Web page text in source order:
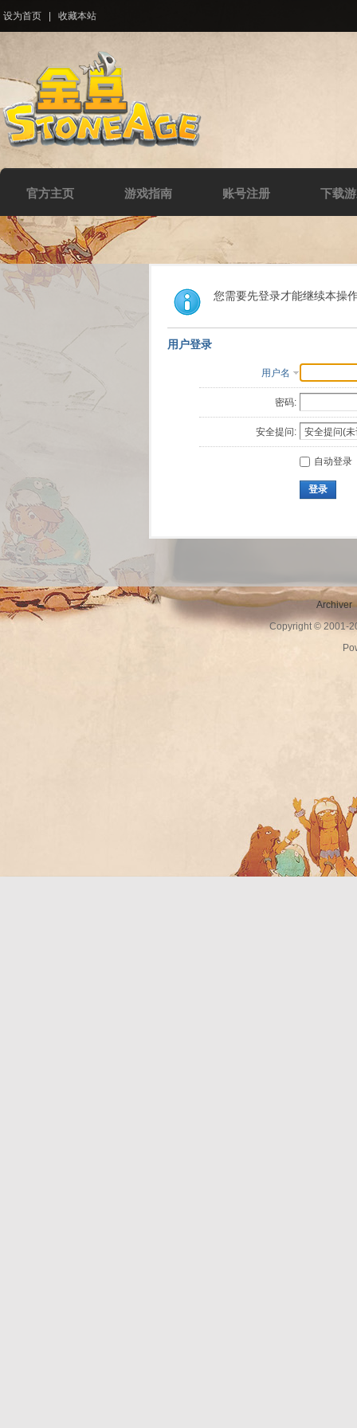
设为首页 收藏本站
官方主页 游戏指南 账号注册 下载
您需要先登录才能继续本操
用户登录
用户名
密码:
安全提问:
自动登录
登录
Archiver
Copyright © 2001-